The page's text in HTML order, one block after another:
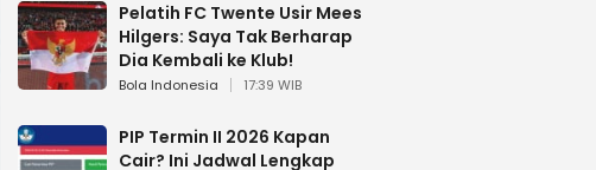
Pelatih FC Twente Usir Mees
Hilgers: Saya Tak Berharap
Dia Kembali ke Klub!
Bola Indonesia 17:39 WIB
PIP Termin II 2026 Kapan
Cair? Ini Jadwal Lengkap